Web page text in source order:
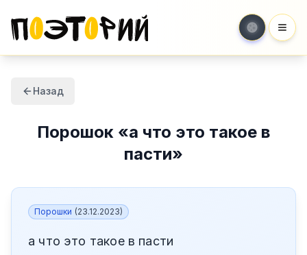
Назад
Порошок «а что это такое в
пасти»
Порошки (23.12.2023)
а что это такое в пасти